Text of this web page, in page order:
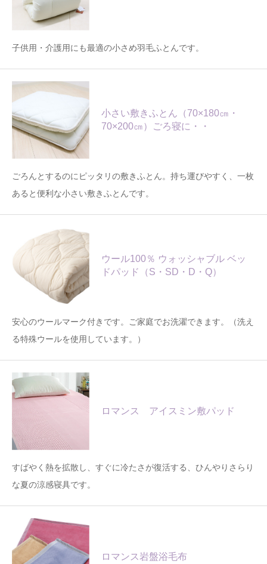
子供用・介護用にも最適の小さめ羽毛ふとんです。
小さい敷きふとん（70×180㎝・
70×200㎝）ごろ寝に・・
ごろんとするのにピッタリの敷きふとん。持ち運びやすく、一枚
あると便利な小さい敷きふとんです。
ウール100％ ウォッシャブル ベッ
ドパッド（S・SD・D・Q）
安心のウールマーク付きです。ご家庭でお洗濯できます。（洗え
る特殊ウールを使用しています。）
ロマンス アイスミン敷パッド
すばやく熱を拡散し、すぐに冷たさが復活する、ひんやりさらり
な夏の涼感寝具です。
ロマンス岩盤浴毛布